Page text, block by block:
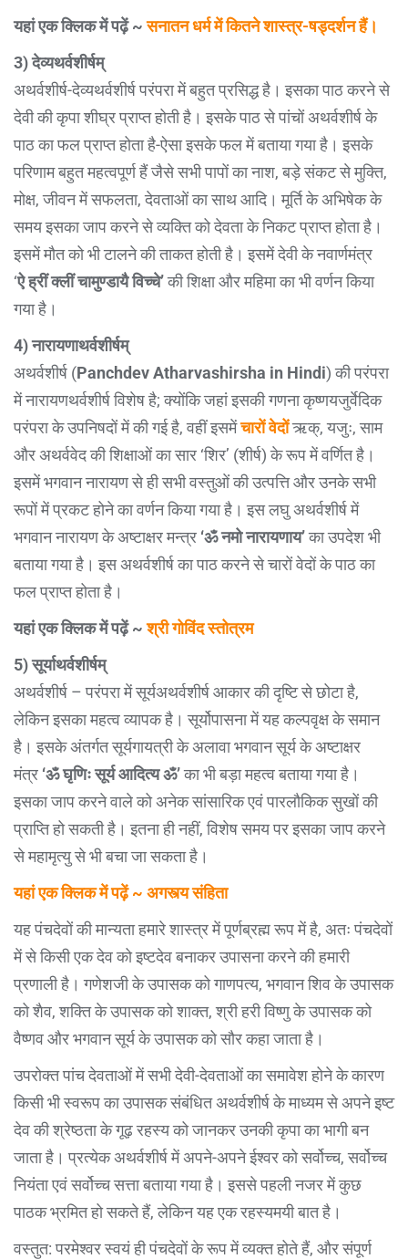
यहां एक क्लिक में पढ़ें ~सनातन धर्म में कितने शास्त्र-षड्दर्शन हैं।
3) देव्यथर्वशीर्षम्
अथर्वशीर्ष-देव्यथर्वशीर्ष परंपरा में बहुत प्रसिद्ध है। इसका पाठ करने से
देवी की कृपा शीघ्र प्राप्त होती है। इसके पाठ से पांचों अथर्वशीर्ष के
पाठ का फल प्राप्त होता है-ऐसा इसके फल में बताया गया है। इसके
परिणाम बहुत महत्वपूर्ण हैं जैसे सभी पापों का नाश, बड़े संकट से मुक्ति,
मोक्ष, जीवन में सफलता, देवताओं का साथ आदि। मूर्ति के अभिषेक के
समय इसका जाप करने से व्यक्ति को देवता के निकट प्राप्त होता है।
इसमें मौत को भी टालने की ताकत होती है। इसमें देवी के नवार्णमंत्र
‘ऐ ह्रीं क्लीं चामुण्डायै विच्चे’की शिक्षा और महिमा का भी वर्णन किया
गया है।
4) नारायणाथर्वशीर्षम्
अथर्वशीर्ष (Panchdev Atharvashirsha in Hindi) की परंपरा
में नारायणथर्वशीर्ष विशेष है; क्योंकि जहां इसकी गणना कृष्णयजुर्वेदिक
परंपरा के उपनिषदों में की गई है, वहीं इसमेंचारों वेदोंऋक्, यजुः, साम
और अथर्ववेद की शिक्षाओं का सार ‘शिर’ (शीर्ष) के रूप में वर्णित है।
इसमें भगवान नारायण से ही सभी वस्तुओं की उत्पत्ति और उनके सभी
रूपों में प्रकट होने का वर्णन किया गया है। इस लघु अथर्वशीर्ष में
भगवान नारायण के अष्टाक्षर मन्त्र ‘ॐ नमो नारायणाय’का उपदेश भी
बताया गया है। इस अथर्वशीर्ष का पाठ करने से चारों वेदों के पाठ का
फल प्राप्त होता है।
यहां एक क्लिक में पढ़ें ~श्री गोविंद स्तोत्रम
5) सूर्याथर्वशीर्षम्
अथर्वशीर्ष – परंपरा में सूर्यअथर्वशीर्ष आकार की दृष्टि से छोटा है,
लेकिन इसका महत्व व्यापक है। सूर्योपासना में यह कल्पवृक्ष के समान
है। इसके अंतर्गत सूर्यगायत्री के अलावा भगवान सूर्य के अष्टाक्षर
मंत्र ‘ॐ घृणिः सूर्य आदित्य ॐ’का भी बड़ा महत्व बताया गया है।
इसका जाप करने वाले को अनेक सांसारिक एवं पारलौकिक सुखों की
प्राप्ति हो सकती है। इतना ही नहीं, विशेष समय पर इसका जाप करने
से महामृत्यु से भी बचा जा सकता है।
यहां एक क्लिक में पढ़ें ~ अगस्त्य संहिता
यह पंचदेवों की मान्यता हमारे शास्त्र में पूर्णब्रह्म रूप में है, अतः पंचदेवों
में से किसी एक देव को इष्टदेव बनाकर उपासना करने की हमारी
प्रणाली है। गणेशजी के उपासक को गाणपत्य, भगवान शिव के उपासक
को शैव, शक्ति के उपासक को शाक्त, श्री हरी विष्णु के उपासक को
वैष्णव और भगवान सूर्य के उपासक को सौर कहा जाता है।
उपरोक्त पांच देवताओं में सभी देवी-देवताओं का समावेश होने के कारण
किसी भी स्वरूप का उपासक संबंधित अथर्वशीर्ष के माध्यम से अपने इष्ट
देव की श्रेष्ठता के गूढ़ रहस्य को जानकर उनकी कृपा का भागी बन
जाता है। प्रत्येक अथर्वशीर्ष में अपने-अपने ईश्वर को सर्वोच्च, सर्वोच्च
नियंता एवं सर्वोच्च सत्ता बताया गया है। इससे पहली नजर में कुछ
पाठक भ्रमित हो सकते हैं, लेकिन यह एक रहस्यमयी बात है।
वस्तुत: परमेश्वर स्वयं ही पंचदेवों के रूप में व्यक्त होते हैं, और संपूर्ण